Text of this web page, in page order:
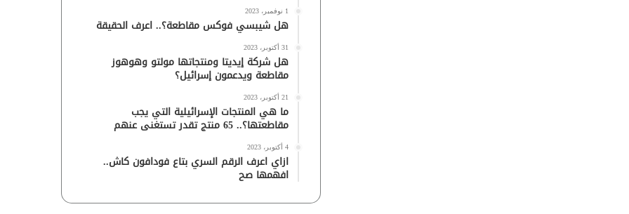
1 نوفمبر، 2023
هل شيبسي فوكس مقاطعة؟.. اعرف الحقيقة
31 أكتوبر، 2023
هل شركة إيديتا ومنتجاتها مولتو وهوهوز
مقاطعة ويدعمون إسرائيل؟
21 أكتوبر، 2023
ما هي المنتجات الإسرائيلية التي يجب
مقاطعتها؟.. 65 منتج تقدر تستغنى عنهم
4 أكتوبر، 2023
ازاي اعرف الرقم السري بتاع فودافون كاش..
افهمها صح